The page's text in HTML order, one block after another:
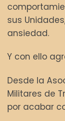
sus
ansiedad.
Y con ello
Desde la
Militares de
por acabar